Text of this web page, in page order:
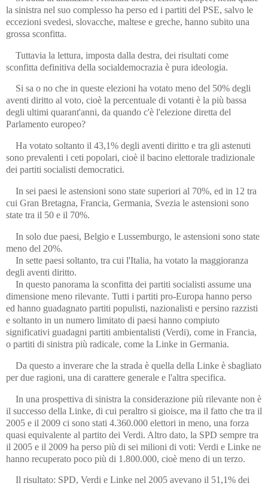
la sinistra nel suo complesso ha perso ed i partiti del PSE, salvo le
eccezioni svedesi, slovacche, maltese e greche, hanno subito una
grossa sconfitta.
Tuttavia la lettura, imposta dalla destra, dei risultati come
sconfitta definitiva della socialdemocrazia è pura ideologia.
Si sa o no che in queste elezioni ha votato meno del 50% degli
aventi diritto al voto, cioè la percentuale di votanti è la più bassa
degli ultimi quarant'anni, da quando c'è l'elezione diretta del
Parlamento europeo?
Ha votato soltanto il 43,1% degli aventi diritto e tra gli astenuti
sono prevalenti i ceti popolari, cioè il bacino elettorale tradizionale
dei partiti socialisti democratici.
In sei paesi le astensioni sono state superiori al 70%, ed in 12 tra
cui Gran Bretagna, Francia, Germania, Svezia le astensioni sono
state tra il 50 e il 70%.
In solo due paesi, Belgio e Lussemburgo, le astensioni sono state
meno del 20%.
In sette paesi soltanto, tra cui l'Italia, ha votato la maggioranza
degli aventi diritto.
In questo panorama la sconfitta dei partiti socialisti assume una
dimensione meno rilevante. Tutti i partiti pro-Europa hanno perso
ed hanno guadagnato partiti populisti, nazionalisti e persino razzisti
e soltanto in un numero limitato di paesi hanno compiuto
significativi guadagni partiti ambientalisti (Verdi), come in Francia,
o partiti di sinistra più radicale, come la Linke in Germania.
Da questo a inverare che la strada è quella della Linke è sbagliato
per due ragioni, una di carattere generale e l'altra specifica.
In una prospettiva di sinistra la considerazione più rilevante non è
il successo della Linke, di cui peraltro si gioisce, ma il fatto che tra il
2005 e il 2009 ci sono stati 4.360.000 elettori in meno, una forza
quasi equivalente al partito dei Verdi. Altro dato, la SPD sempre tra
il 2005 e il 2009 ha perso più di sei milioni di voti: Verdi e Linke ne
hanno recuperato poco più di 1.800.000, cioè meno di un terzo.
Il risultato: SPD, Verdi e Linke nel 2005 avevano il 51,1% dei